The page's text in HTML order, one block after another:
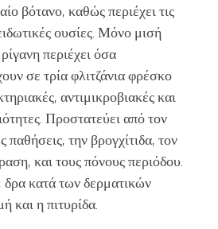
βότανο, καθώς περιέχει τις
ουσίες. Μόνο μισή
περιέχει όσα
σε τρία φλιτζάνια φρέσκο
αντιμικροβιακές και
Προστατεύει από τον
παθήσεις, την βρογχίτιδα, τον
και τους πόνους περιόδου.
κατά των δερματικών
και η πιτυρίδα.